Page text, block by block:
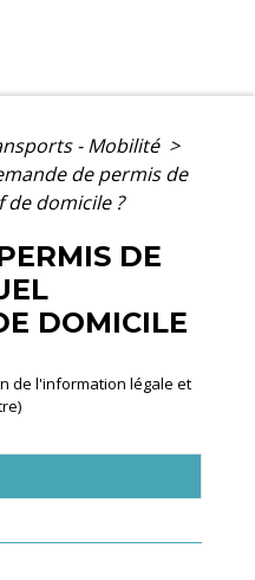
- Mobilité >
de permis de
domicile ?
DE
DOMICILE
de l'information légale et